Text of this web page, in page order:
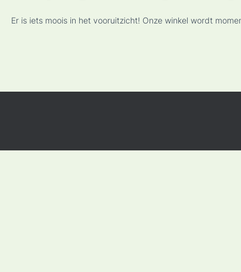
Er is iets moois in het vooruitzicht! Onze winkel wordt